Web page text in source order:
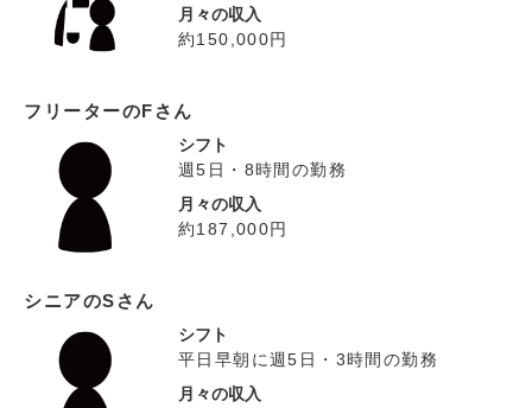
月々の収入
約150,000円
フリーターのFさん
シフト
週5日・8時間の勤務
月々の収入
約187,000円
シニアのSさん
シフト
平日早朝に週5日・3時間の勤務
月々の収入